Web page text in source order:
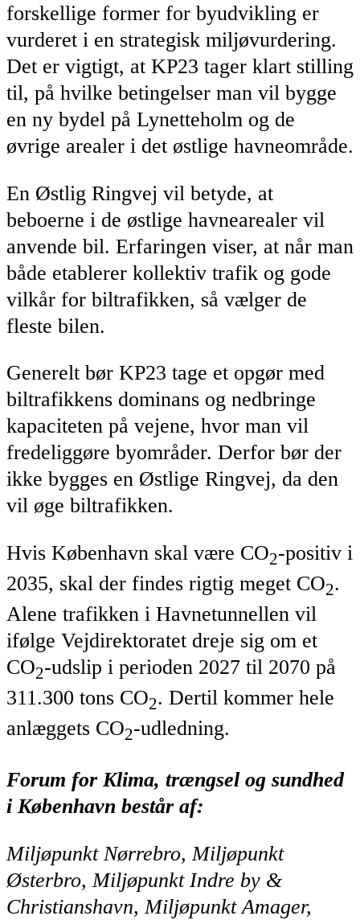
forskellige former for byudvikling er
vurderet i en strategisk miljøvurdering.
Det er vigtigt, at KP23 tager klart stilling
til, på hvilke betingelser man vil bygge
en ny bydel på Lynetteholm og de
øvrige arealer i det østlige havneområde.
En Østlig Ringvej vil betyde, at
beboerne i de østlige havnearealer vil
anvende bil. Erfaringen viser, at når man
både etablerer kollektiv trafik og gode
vilkår for biltrafikken, så vælger de
fleste bilen.
Generelt bør KP23 tage et opgør med
biltrafikkens dominans og nedbringe
kapaciteten på vejene, hvor man vil
fredeliggøre byområder. Derfor bør der
ikke bygges en Østlige Ringvej, da den
vil øge biltrafikken.
Hvis København skal være CO2-positiv i
2035, skal der findes rigtig meget CO2.
Alene trafikken i Havnetunnellen vil
ifølge Vejdirektoratet dreje sig om et
CO2-udslip i perioden 2027 til 2070 på
311.300 tons CO2. Dertil kommer hele
anlæggets CO2-udledning.
Forum for Klima, trængsel og sundhed
i København består af:
Miljøpunkt Nørrebro, Miljøpunkt
Østerbro, Miljøpunkt Indre by &
Christianshavn, Miljøpunkt Amager,